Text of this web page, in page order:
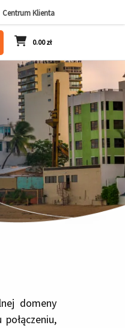
Centrum Klienta
0.00 zł
domeny